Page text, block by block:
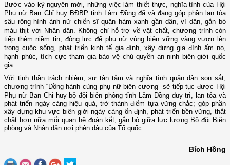
Bước vào kỷ nguyên mới, những việc làm thiết thực, nghĩa tình của Hội
Phụ nữ Ban Chỉ huy BĐBP tỉnh Lâm Đồng đã và đang góp phần lan tỏa
sâu rộng hình ảnh nữ chiến sĩ quân hàm xanh gần dân, vì dân, gắn bó
máu thịt với Nhân dân. Không chỉ hỗ trợ về vật chất, chương trình còn
tiếp thêm niềm tin, động lực để phụ nữ vùng biên vững vàng vươn lên
trong cuộc sống, phát triển kinh tế gia đình, xây dựng gia đình ấm no,
hạnh phúc, tích cực tham gia bảo vệ chủ quyền an ninh biên giới quốc
gia.
Với tinh thần trách nhiệm, sự tận tâm và nghĩa tình quân dân son sắt,
chương trình “Đồng hành cùng phụ nữ biên cương” sẽ tiếp tục được Hội
Phụ nữ Ban Chỉ huy bộ đội biên phòng tỉnh Lâm Đồng duy trì, lan tỏa và
phát triển ngày càng hiệu quả, trở thành điểm tựa vững chắc; góp phần
xây dựng khu vực biên giới ngày càng ổn định, phát triển bền vững, thắt
chặt hơn nữa mối quan hệ đoàn kết, gắn bó giữa lực lượng Bộ đội Biên
phòng và Nhân dân nơi phên dậu của Tổ quốc.
Bích Hồng